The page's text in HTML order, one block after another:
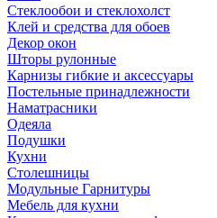
Стеклообои и стеклохолст
Клей и средства для обоев
Декор окон
Шторы рулонные
Карнизы гибкие и аксессуары
Постельные принадлежности
Наматрасники
Одеяла
Подушки
Кухни
Столешницы
Модульные Гарнитуры
Мебель для кухни